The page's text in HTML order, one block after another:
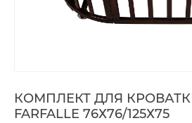
КОМПЛЕКТ ДЛЯ
FARFALLE 76Х76/125Х75